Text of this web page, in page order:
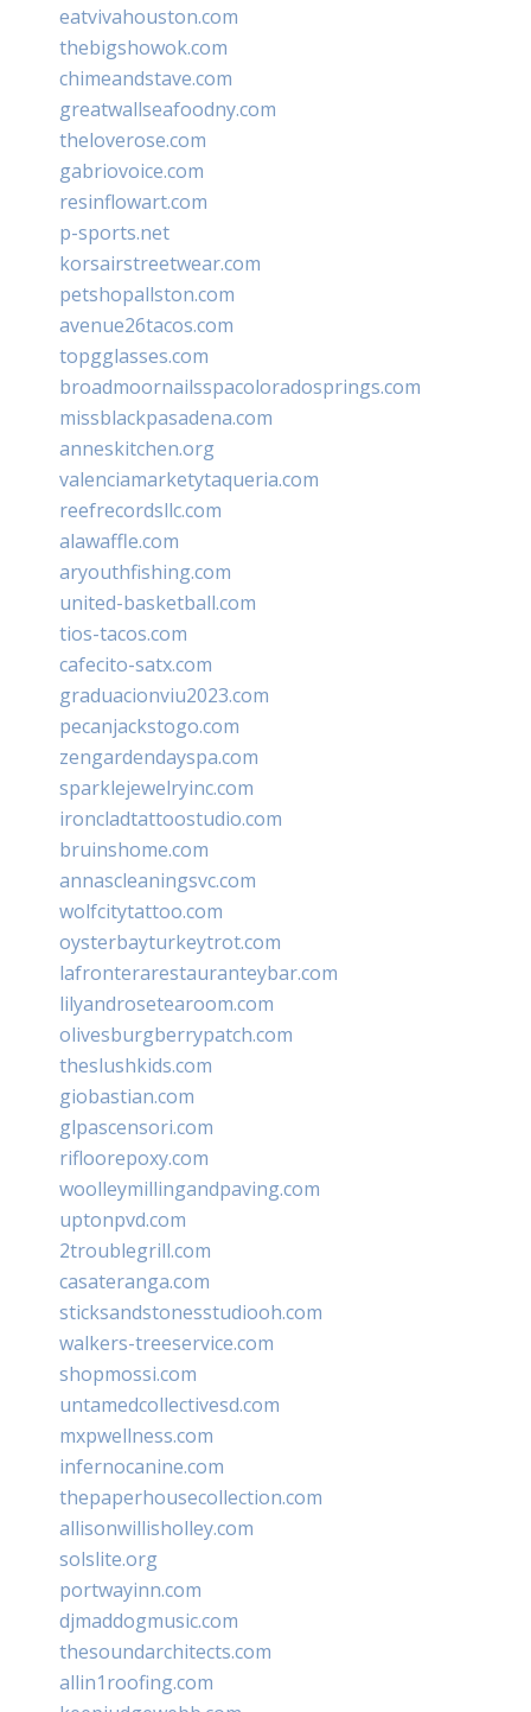
eatvivahouston.com
thebigshowok.com
chimeandstave.com
greatwallseafoodny.com
theloverose.com
gabriovoice.com
resinflowart.com
p-sports.net
korsairstreetwear.com
petshopallston.com
avenue26tacos.com
topgglasses.com
broadmoornailsspacoloradosprings.com
missblackpasadena.com
anneskitchen.org
valenciamarketytaqueria.com
reefrecordsllc.com
alawaffle.com
aryouthfishing.com
united-basketball.com
tios-tacos.com
cafecito-satx.com
graduacionviu2023.com
pecanjackstogo.com
zengardendayspa.com
sparklejewelryinc.com
ironcladtattoostudio.com
bruinshome.com
annascleaningsvc.com
wolfcitytattoo.com
oysterbayturkeytrot.com
lafronterarestauranteybar.com
lilyandrosetearoom.com
olivesburgberrypatch.com
theslushkids.com
giobastian.com
glpascensori.com
rifloorepoxy.com
woolleymillingandpaving.com
uptonpvd.com
2troublegrill.com
casateranga.com
sticksandstonesstudiooh.com
walkers-treeservice.com
shopmossi.com
untamedcollectivesd.com
mxpwellness.com
infernocanine.com
thepaperhousecollection.com
allisonwillisholley.com
solslite.org
portwayinn.com
djmaddogmusic.com
thesoundarchitects.com
allin1roofing.com